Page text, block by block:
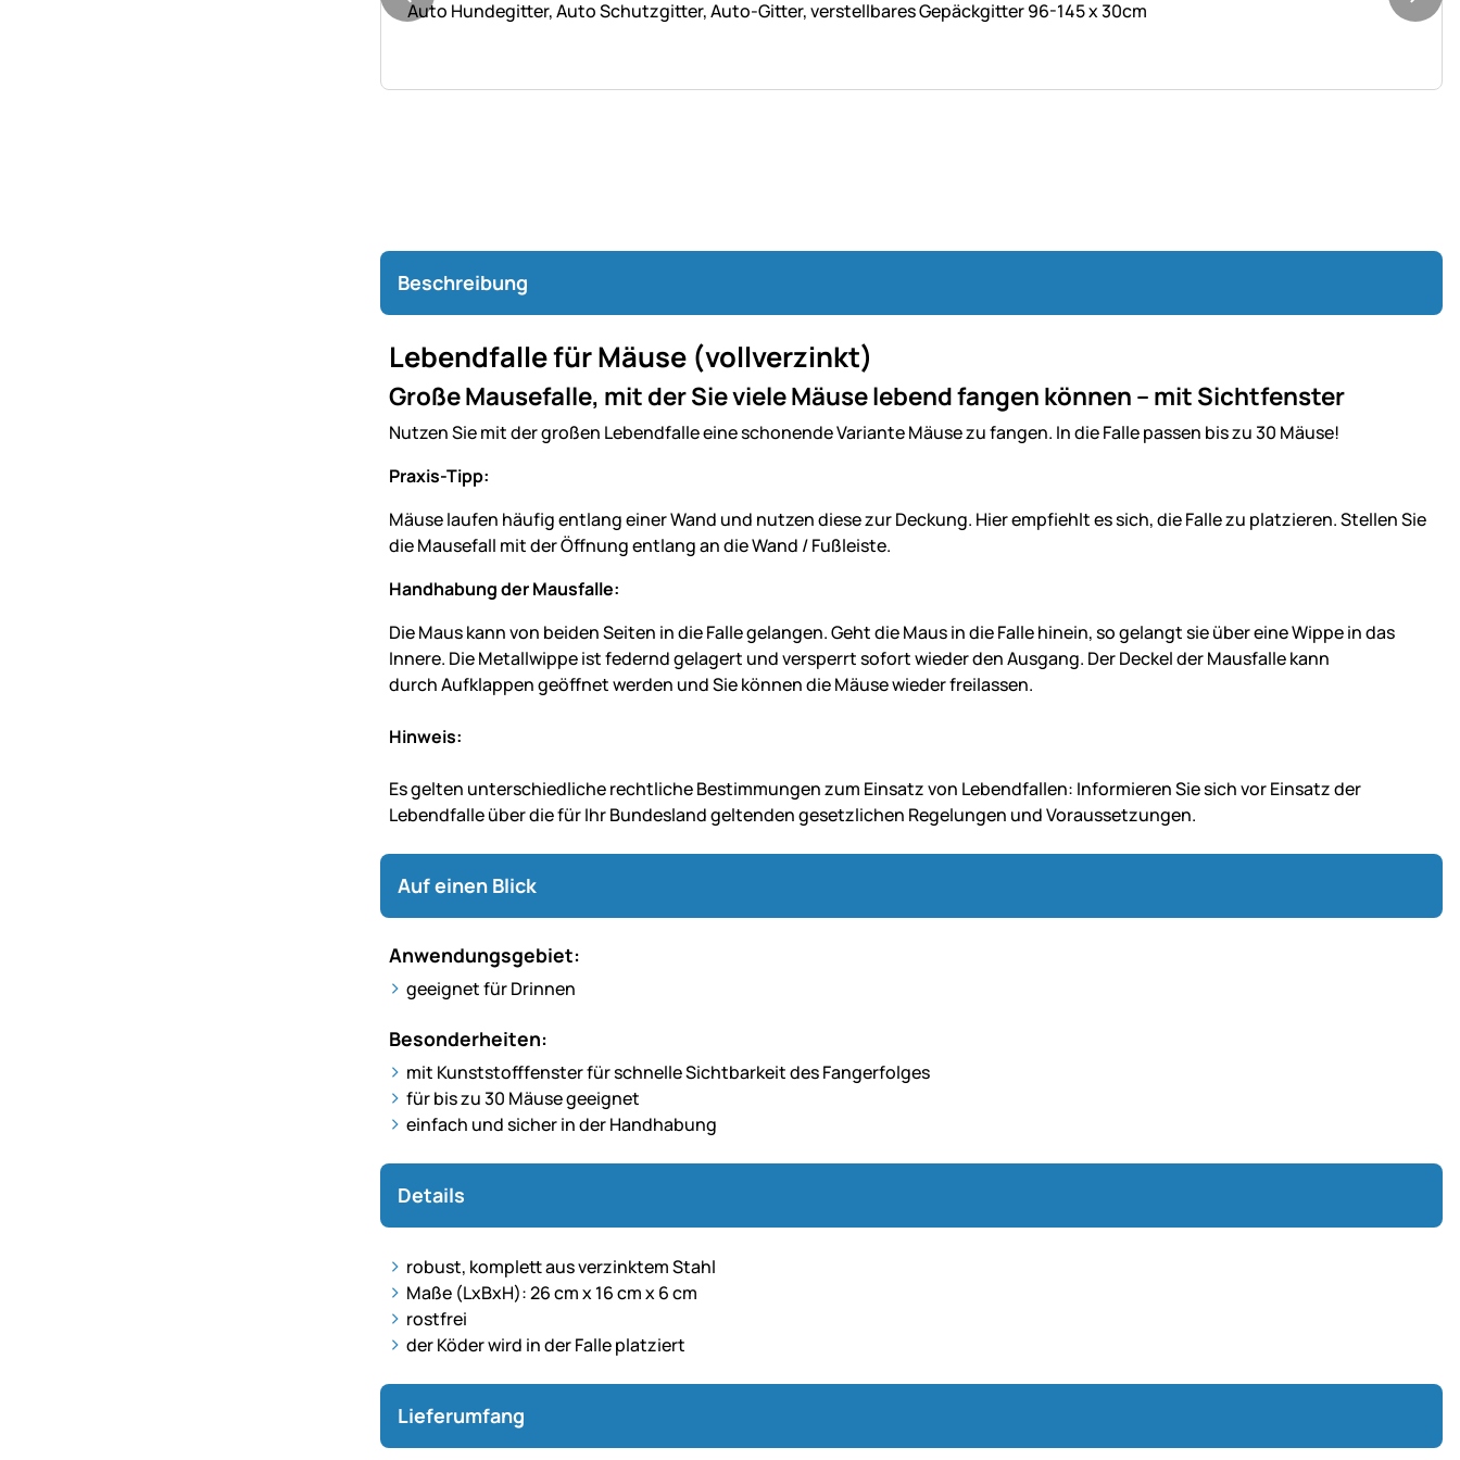
Auto Hundegitter, Auto Schutzgitter, Auto-Gitter, verstellbares Gepäckgitter 96-145 x 30cm
Beschreibung
Lebendfalle für Mäuse (vollverzinkt)
Große Mausefalle, mit der Sie viele Mäuse lebend fangen können – mit Sichtfenster
Nutzen Sie mit der großen Lebendfalle eine schonende Variante Mäuse zu fangen. In die Falle passen bis zu 30 Mäuse!
Praxis-Tipp:
Mäuse laufen häufig entlang einer Wand und nutzen diese zur Deckung. Hier empfiehlt es sich, die Falle zu platzieren. Stellen Sie
die Mausefall mit der Öffnung entlang an die Wand / Fußleiste.
Handhabung der Mausfalle:
Die Maus kann von beiden Seiten in die Falle gelangen. Geht die Maus in die Falle hinein, so gelangt sie über eine Wippe in das
Innere. Die Metallwippe ist federnd gelagert und versperrt sofort wieder den Ausgang. Der Deckel der Mausfalle kann
durch Aufklappen geöffnet werden und Sie können die Mäuse wieder freilassen.
Hinweis:
Es gelten unterschiedliche rechtliche Bestimmungen zum Einsatz von Lebendfallen: Informieren Sie sich vor Einsatz der
Lebendfalle über die für Ihr Bundesland geltenden gesetzlichen Regelungen und Voraussetzungen.
Auf einen Blick
Anwendungsgebiet:
geeignet für Drinnen
Besonderheiten:
mit Kunststofffenster für schnelle Sichtbarkeit des Fangerfolges
für bis zu 30 Mäuse geeignet
einfach und sicher in der Handhabung
Details
robust, komplett aus verzinktem Stahl
Maße (LxBxH): 26 cm x 16 cm x 6 cm
rostfrei
der Köder wird in der Falle platziert
Lieferumfang